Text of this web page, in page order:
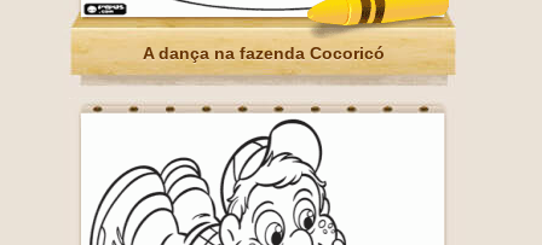
A dança na fazenda Cocoricó